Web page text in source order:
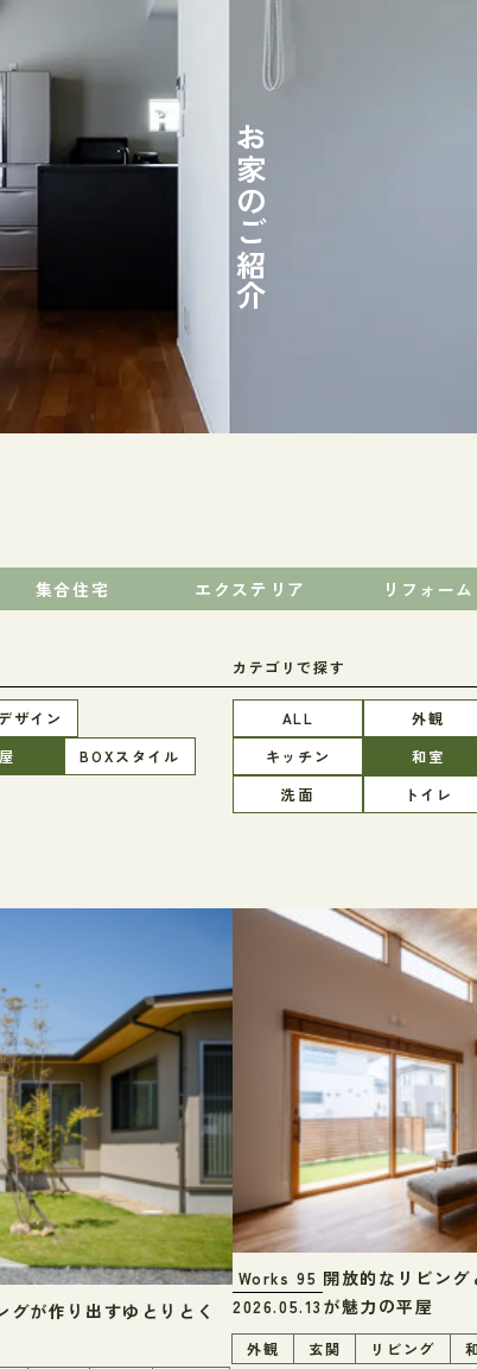
お家のご紹介
集合住宅 エクステリア リフォーム
ザイン
BOXスタイル
カテゴリで探す
ALL 外観
キッチン
和室
洗面
トイレ
が作り出すゆとりとく
Works95
2026.05.13
開放的なリビン
が魅力の平屋
外観 玄関 リビング